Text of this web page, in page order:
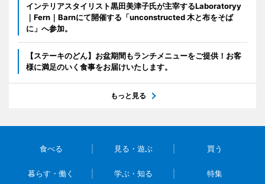
インテリアスタイリスト黒田美津子氏が主宰するLaboratoryy
｜Fern｜Barnにて開催する「unconstructed 木と布をそば
に」へ参加。
【ステーキのどん】お盆期間もランチメニューをご提供！お客
様に満足のいく食事をお届けいたします。
もっと見る
食べる 見る・遊ぶ 買う
暮らす・働く 学ぶ・知る 特集